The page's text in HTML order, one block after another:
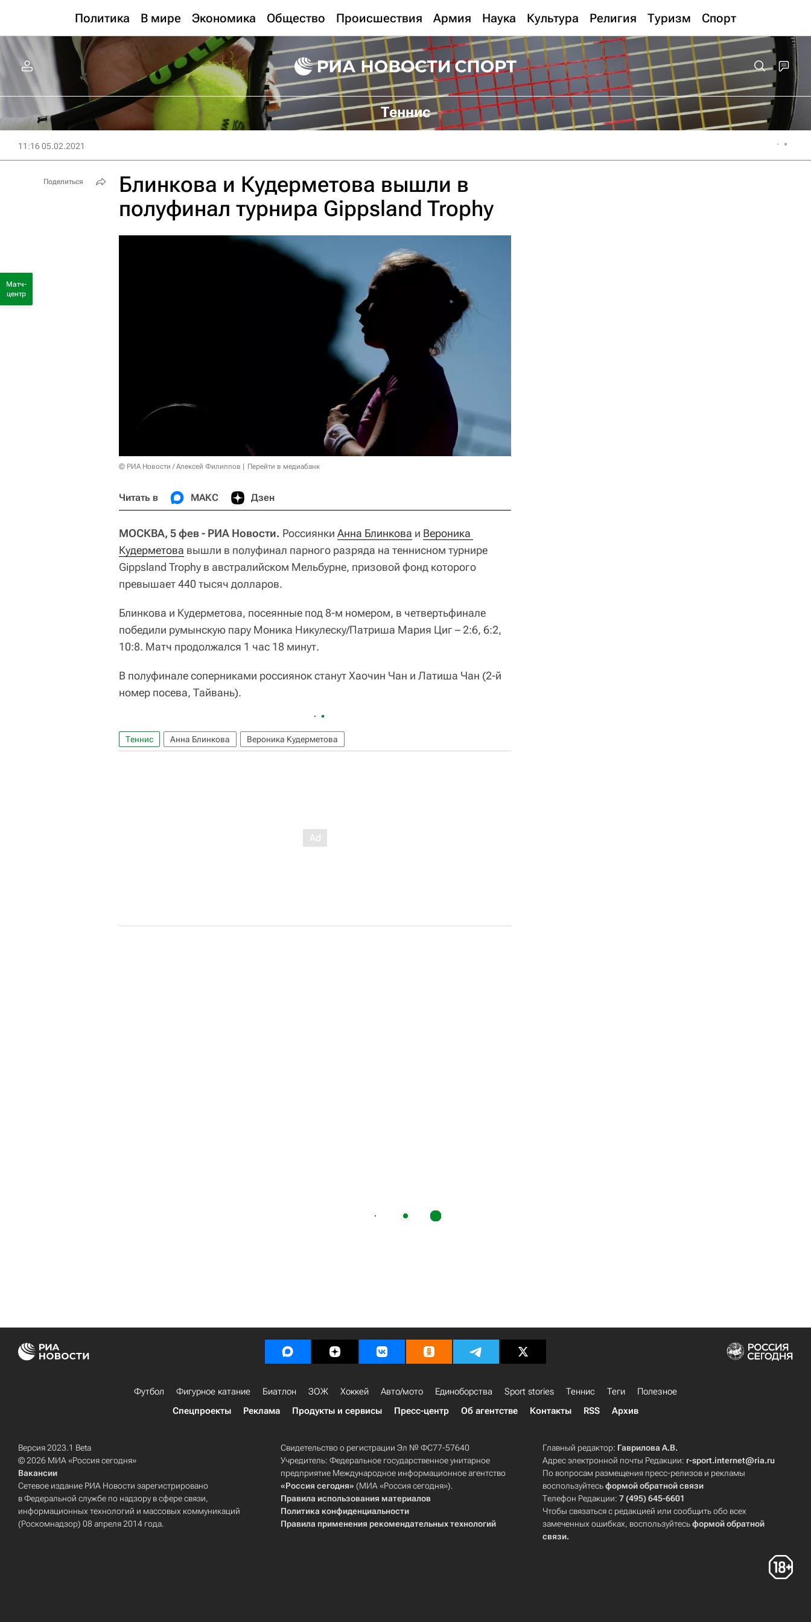
Политика В мире Экономика Общество Происшествия Армия Наука Культура Религия Туризм Спорт
Теннис
11:16 05.02.2021
Блинкова и Кудерметова вышли в
полуфинал турнира Gippsland Trophy
© РИА Новости / Алексей Филиппов Перейти в медиабанк
Читать в МАКС Дзен
МОСКВА, 5 фев - РИА Новости. Россиянки Анна Блинкова и Вероника
Кудерметова вышли в полуфинал парного разряда на теннисном турнире
Gippsland Trophy в австралийском Мельбурне, призовой фонд которого
превышает 440 тысяч долларов.
Блинкова и Кудерметова, посеянные под 8-м номером, в четвертьфинале
победили румынскую пару Моника Никулеску/Патриша Мария Циг – 2:6, 6:2,
10:8. Матч продолжался 1 час 18 минут.
В полуфинале соперниками россиянок станут Хаочин Чан и Латиша Чан (2-й
номер посева, Тайвань).
Теннис Анна Блинкова Вероника Кудерметова
Поделиться
Матч-
центр
Футбол Фигурное катание Биатлон ЗОЖ Хоккей Авто/мото Единоборства Sport stories Теннис Теги
Полезное
Спецпроекты
Реклама Продукты и сервисы Пресс-центр Об агентстве Контакты RSS Архив
Версия 2023.1 Beta
© 2026 МИА «Россия сегодня»
Вакансии
Сетевое издание РИА Новости зарегистрировано
в Федеральной службе по надзору в сфере связи,
информационных технологий и массовых коммуникаций
(Роскомнадзор) 08 апреля 2014 года.
Свидетельство о регистрации Эл № ФС77-57640
Учредитель: Федеральное государственное унитарное
предприятие Международное информационное агентство
«Россия сегодня» (МИА «Россия сегодня»).
Правила использования материалов
Политика конфиденциальности
Правила применения рекомендательных технологий
Главный редактор: Гаврилова А.В.
Адрес электронной почты Редакции: r-sport.internet@ria.ru
По вопросам размещения пресс-релизов и рекламы
воспользуйтесьформой обратной связи
Телефон Редакции:7 (495) 645-6601
Чтобы связаться с редакцией или сообщить обо всех
замеченных ошибках, воспользуйтесьформой обратной
связи.